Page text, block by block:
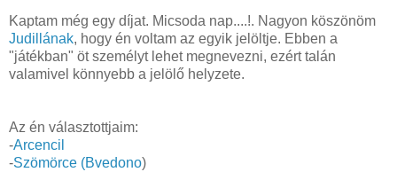
Kaptam még egy díjat. Micsoda nap....!. Nagyon köszönöm
Judillának, hogy én voltam az egyik jelöltje. Ebben a
"játékban" öt személyt lehet megnevezni, ezért talán
valamivel könnyebb a jelölő helyzete.
Az én választottjaim:
-Arcencil
-Szömörce (Bvedono)